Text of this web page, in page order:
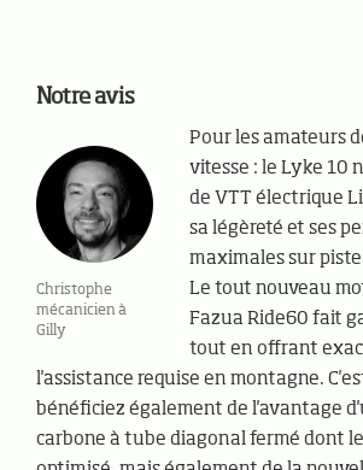
Notre avis
Christophe
mécanicien à
Gilly
Pour les amateurs
vitesse : le Lyke 10
de VTT électrique
sa légèreté et ses
maximales sur
Le tout nouveau
Fazua Ride60 fait
tout en offrant
l'assistance requise en montagne.
bénéficiez également de l'avantage
carbone à tube diagonal fermé dont